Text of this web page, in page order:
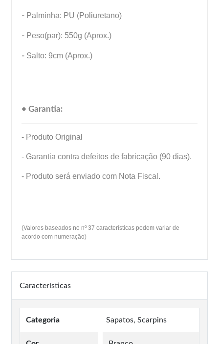
- Palminha: PU (Poliuretano)
- Peso(par): 550g (Aprox.)
- Salto: 9cm (Aprox.)
• Garantia:
- Produto Original
- Garantia contra defeitos de fabricação (90 dias).
- Produto será enviado com Nota Fiscal.
(Valores baseados no nº 37 características podem variar de
acordo com numeração)
Características
Categoria Sapatos, Scarpins